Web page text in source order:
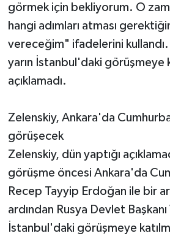
görmek için bekliyorum. O
hangi adımları atması
vereceğim" ifadelerini kullandı.
yarın İstanbul'daki görüşmeye
açıklamadı.
Zelenskiy, Ankara'da
görüşecek
Zelenskiy, dün yaptığı
görüşme öncesi Ankara'da
Recep Tayyip Erdoğan ile bir
ardından Rusya Devlet
İstanbul'daki görüşmeye